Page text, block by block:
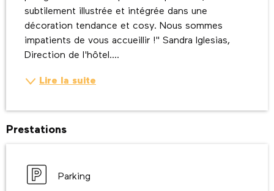
subtilement illustrée et intégrée dans une
décoration tendance et cosy. Nous sommes
impatients de vous accueillir !" Sandra Iglesias,
Direction de l'hôtel....
Lire la suite
Prestations
Parking